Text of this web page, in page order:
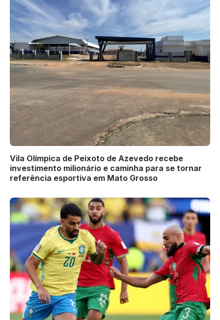
Vila Olímpica de Peixoto de Azevedo recebe
investimento milionário e caminha para se tornar
referência esportiva em Mato Grosso